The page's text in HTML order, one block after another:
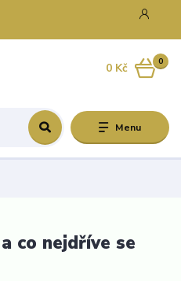
Menu
0
0 Kč
co nejdříve se